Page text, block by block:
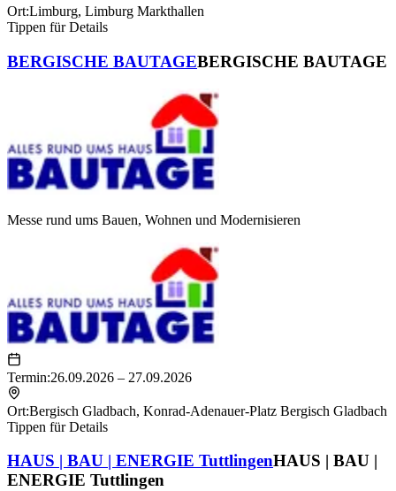
Ort:Limburg, Limburg Markthallen
Tippen für Details
BERGISCHE BAUTAGEBERGISCHE BAUTAGE
Messe rund ums Bauen, Wohnen und Modernisieren
Termin:26.09.2026 – 27.09.2026
Ort:Bergisch Gladbach, Konrad-Adenauer-Platz Bergisch Gladbach
Tippen für Details
HAUS | BAU | ENERGIE TuttlingenHAUS | BAU |
ENERGIE Tuttlingen